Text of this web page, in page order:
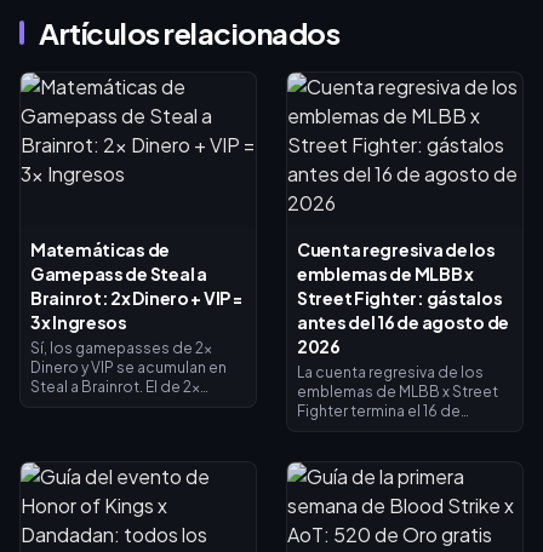
Artículos relacionados
Matemáticas de
Gamepass de Steal a
Brainrot: 2x Dinero + VIP =
3x Ingresos
Sí, los gamepasses de 2x
Dinero y VIP se acumulan en
Steal a Brainrot. El de 2x
entre sí para dar exactamente
3x de ingresos base, no 4x. El
de 2x Dinero cuesta 119
Robux, el VIP cuesta 499 (618
en total). Compra primero el
Cuenta regresiva de los
emblemas de MLBB x
Street Fighter: gástalos
antes del 16 de agosto de
2026
La cuenta regresiva de los
emblemas de MLBB x Street
Fighter termina el 16 de
colaboración de 45 días y su
tienda de intercambio de
emblemas. Se espera que los
emblemas no utilizados
caduquen con el evento, así